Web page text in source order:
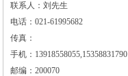
联系人：刘先生
电话：021-61995682
传真：
手机：13918558055,15358831790
邮编：200070